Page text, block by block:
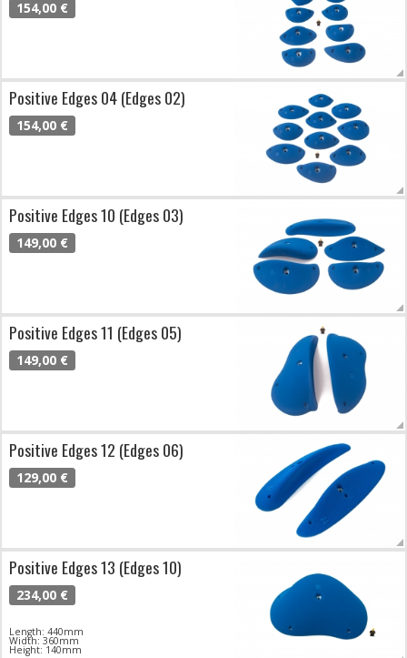
154,00 €
Positive Edges 04 (Edges 02)
154,00 €
Positive Edges 10 (Edges 03)
149,00 €
Positive Edges 11 (Edges 05)
149,00 €
Positive Edges 12 (Edges 06)
129,00 €
Positive Edges 13 (Edges 10)
234,00 €
Length: 440mm
Width: 360mm
Height: 140mm